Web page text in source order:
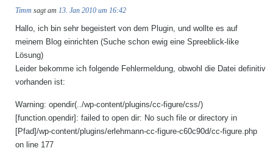
Timm sagt am 13. Jan 2010 um 16:42
Hallo, ich bin sehr begeistert von dem Plugin, und wollte es auf
meinem Blog einrichten (Suche schon ewig eine Spreeblick-like
Lösung)
Leider bekomme ich folgende Fehlermeldung, obwohl die Datei definitiv
vorhanden ist:
Warning: opendir(../wp-content/plugins/cc-figure/css/)
[function.opendir]: failed to open dir: No such file or directory in
[Pfad]/wp-content/plugins/erlehmann-cc-figure-c60c90d/cc-figure.php
on line 177